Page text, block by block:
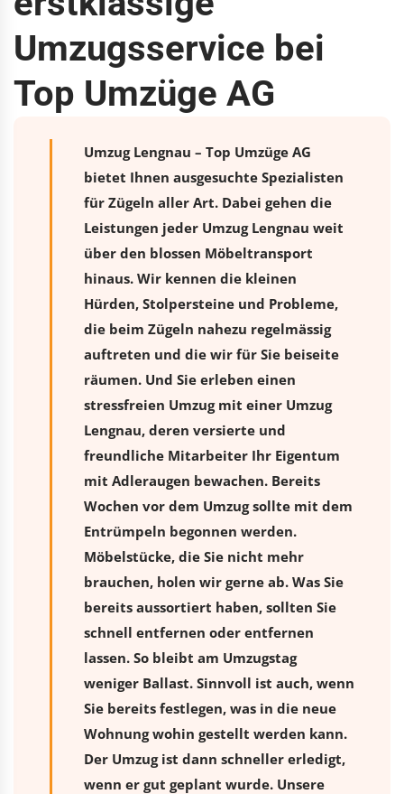
Umzugsservice bei
Top Umzüge AG
Umzug Lengnau – Top Umzüge AG
bietet Ihnen ausgesuchte Spezialisten
für Zügeln aller Art. Dabei gehen die
Leistungen jeder Umzug Lengnau weit
über den blossen Möbeltransport
hinaus. Wir kennen die kleinen
Hürden, Stolpersteine und Probleme,
die beim Zügeln nahezu regelmässig
auftreten und die wir für Sie beiseite
räumen. Und Sie erleben einen
stressfreien Umzugmit einer Umzug
Lengnau, deren versierte und
freundliche Mitarbeiter Ihr Eigentum
mit Adleraugen bewachen. Bereits
Wochen vor dem Umzug sollte mit dem
Entrümpeln begonnen werden.
Möbelstücke, die Sie nicht mehr
brauchen, holen wir gerne ab. Was Sie
bereits aussortiert haben, sollten Sie
schnell entfernen oder entfernen
lassen. So bleibt am Umzugstag
weniger Ballast. Sinnvoll ist auch, wenn
Sie bereits festlegen, was in die neue
Wohnung wohin gestellt werden kann.
Der Umzug ist dann schneller erledigt,
wenn er gut geplant wurde. Unsere